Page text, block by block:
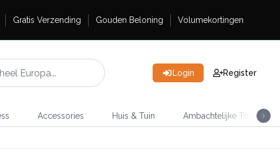
Gratis Verzending Gouden Beloning Volumekortingen
Login Register
Accessories Huis & Tuin Ambachtelijke Thee